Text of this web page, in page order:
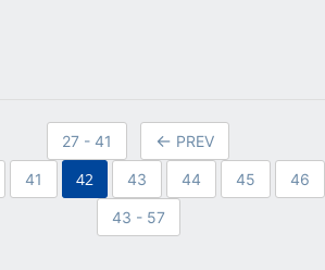
27 - 41 PREV
41 42 43 44 45 46
43 - 57